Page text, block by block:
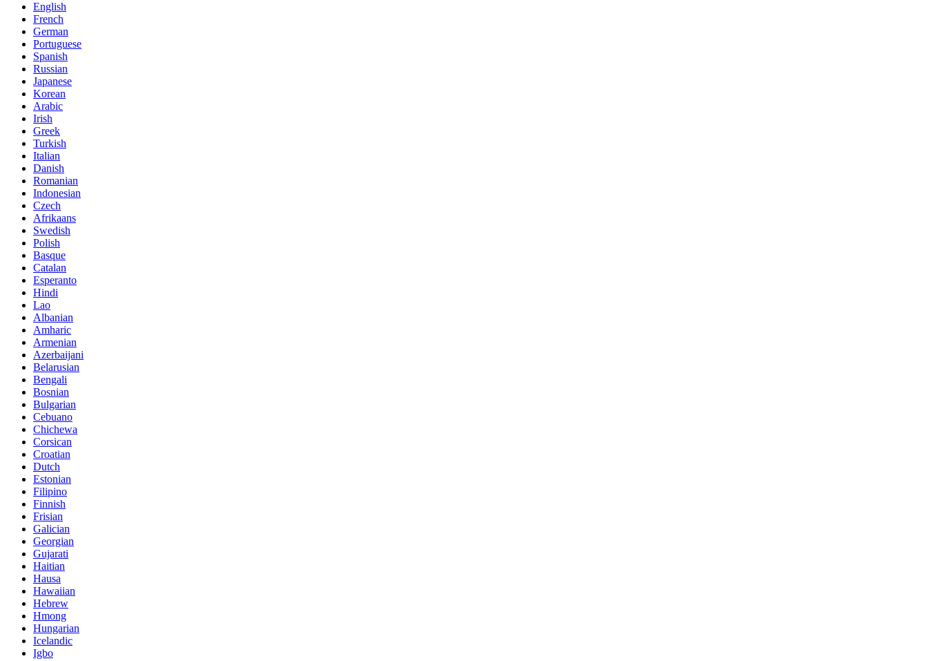
English
French
German
Portuguese
Spanish
Russian
Japanese
Korean
Arabic
Irish
Greek
Turkish
Italian
Danish
Romanian
Indonesian
Czech
Afrikaans
Swedish
Polish
Basque
Catalan
Esperanto
Hindi
Lao
Albanian
Amharic
Armenian
Azerbaijani
Belarusian
Bengali
Bosnian
Bulgarian
Cebuano
Chichewa
Corsican
Croatian
Dutch
Estonian
Filipino
Finnish
Frisian
Galician
Georgian
Gujarati
Haitian
Hausa
Hawaiian
Hebrew
Hmong
Hungarian
Icelandic
Igbo